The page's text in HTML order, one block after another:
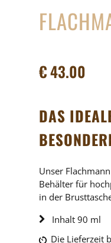
€43.00
DAS
Unser
Behälter für
in der
Inhalt 90 ml